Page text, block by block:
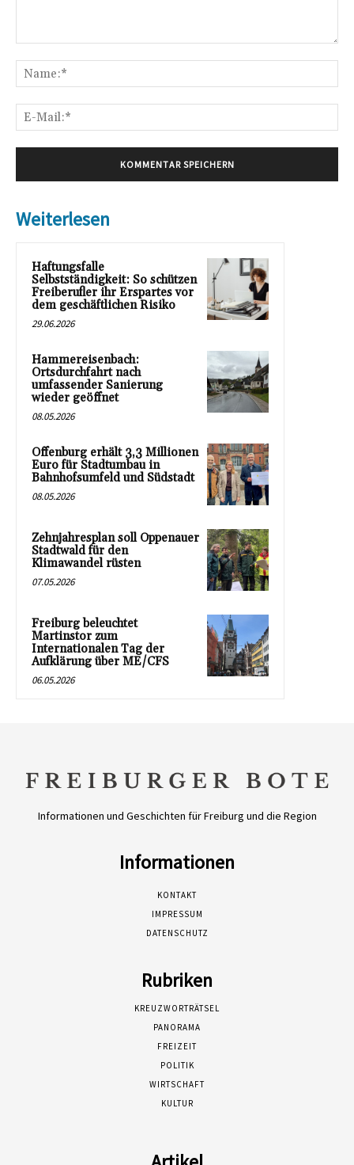
Weiterlesen
Haftungsfalle
Selbstständigkeit: So schützen
Freiberufler ihr Erspartes vor
dem geschäftlichen Risiko
29.06.2026
Hammereisenbach:
Ortsdurchfahrt nach
umfassender Sanierung
wieder geöffnet
08.05.2026
Offenburg erhält 3,3 Millionen
Euro für Stadtumbau in
Bahnhofsumfeld und Südstadt
08.05.2026
Zehnjahresplan soll Oppenauer
Stadtwald für den
Klimawandel rüsten
07.05.2026
Freiburg beleuchtet
Martinstor zum
Internationalen Tag der
Aufklärung über ME/CFS
06.05.2026
Informationen und Geschichten für Freiburg und die Region
Informationen
KONTAKT
IMPRESSUM
DATENSCHUTZ
Rubriken
KREUZWORTRÄTSEL
PANORAMA
FREIZEIT
POLITIK
WIRTSCHAFT
KULTUR